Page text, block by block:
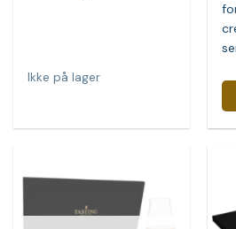
Ikke på lager